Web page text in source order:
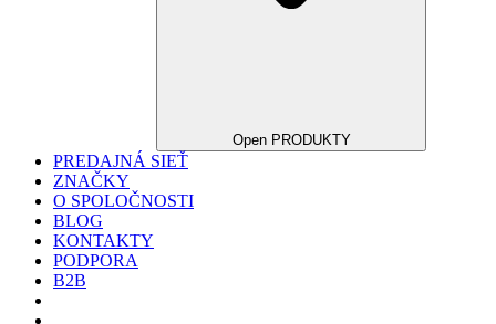
Open PRODUKTY
PREDAJNÁ SIEŤ
ZNAČKY
O SPOLOČNOSTI
BLOG
KONTAKTY
PODPORA
B2B